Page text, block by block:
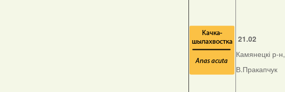
21.02
Камянецкі р-н,
В.Пракапчук